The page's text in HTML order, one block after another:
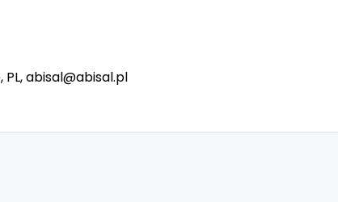
PL, abisal@abisal.pl